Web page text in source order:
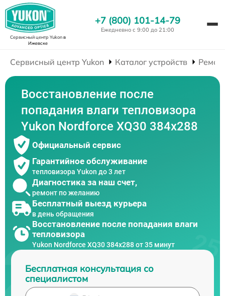
Сервисный центр Yukonв
Ижевске
+7 (800) 101-14-79
Ежедневно с 9:00 до 21:00
Сервисный центр Yukon Каталог устройств
Восстановление после
попадания влаги тепловизора
Yukon Nordforce XQ30 384x288
Официальный сервис
Гарантийное обслуживание
тепловизора Yukon до 3 лет
Диагностика за наш счет,
ремонт по желанию
Бесплатный выезд курьера
в день обращения
Восстановление после попадания влаги
тепловизора
Yukon Nordforce XQ30 384x288 от 35 минут
Бесплатная консультация со
специалистом